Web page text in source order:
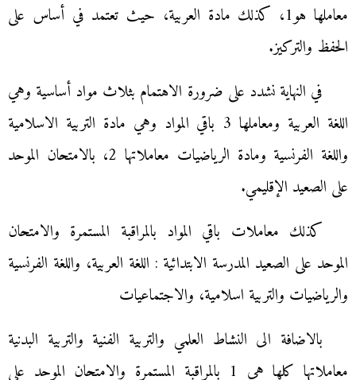
معاملها هو1، كذلك مادة العربية، حيث تعتمد في أساس على
الحفظ والتركيز.
في النهاية نشدد على ضرورة الاهتمام بثلاث مواد أساسية وهي
اللغة العربية ومعاملها 3 باقي المواد وهي مادة التربية الاسلامية
واللغة الفرنسية ومادة الرياضيات معاملاتها 2، بالامتحان الموحد
على الصعيد الإقليمي.
كذلك معاملات باقي المواد بالمراقبة المستمرة والامتحان
الموحد على الصعيد المدرسة الابتدائية : اللغة العربية، واللغة الفرنسية
والرياضيات والتربية اسلامية، والاجتماعيات
بالاضافة الى النشاط العلمي والتربية الفنية والتربية البدنية
معاملاتها كلها هي 1 بالمراقبة المستمرة والامتحان الموحد على